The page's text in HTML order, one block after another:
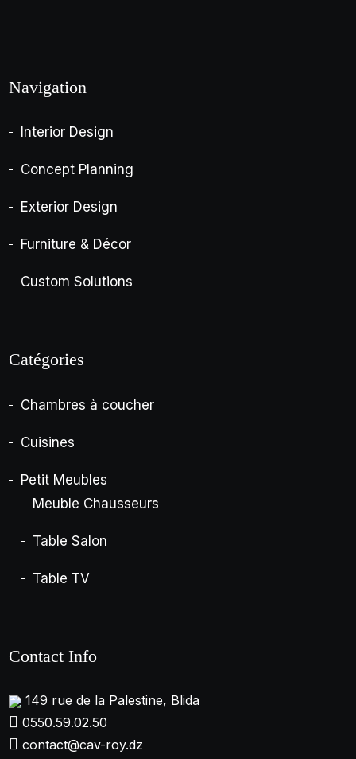
Navigation
Interior Design
Concept Planning
Exterior Design
Furniture & Décor
Custom Solutions
Catégories
Chambres à coucher
Cuisines
Petit Meubles
Meuble Chausseurs
Table Salon
Table TV
Contact Info
149 rue de la Palestine, Blida
0550.59.02.50
contact@cav-roy.dz